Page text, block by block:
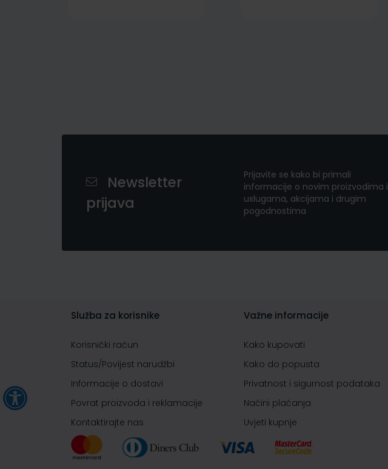
Newsletter
prijava
Prijavite se kako bi primali
informacije o novim proizvodima i
uslugama, akcijama i drugim
pogodnostima
Služba za korisnike
Korisnički račun
Status/Povijest narudžbi
Informacije o dostavi
Povrat proizvoda i reklamacije
Kontaktirajte nas
Važne informacije
Kako kupovati
Kako do popusta
Privatnost i sigurnost podataka
Načini plaćanja
Uvjeti kupnje